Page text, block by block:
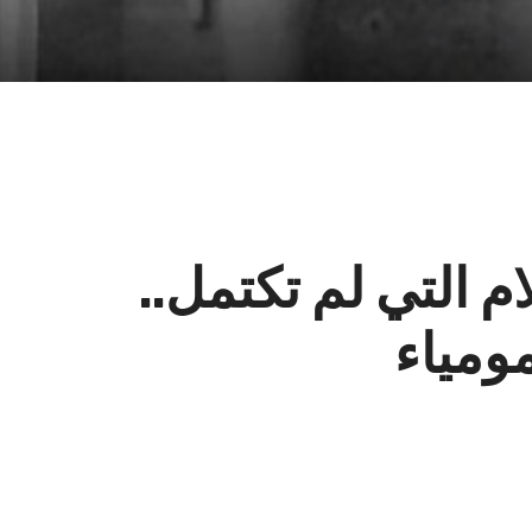
التي لم تكتمل..